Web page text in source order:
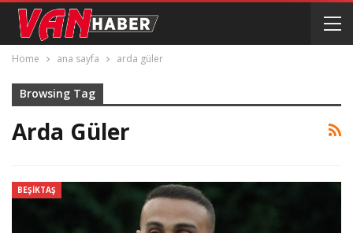
Home ana sayfa arda güler
Browsing Tag
Arda Güler
BEŞIKTAŞ